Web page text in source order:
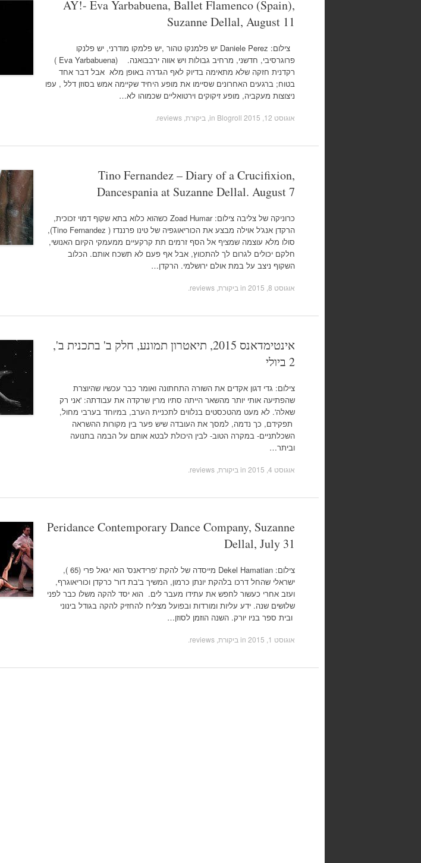
AY!- Eva Yarbabuena, Ballet Flamenco (Spain),
Suzanne Dellal, August 11
צילום: Daniele Perez יש פלמנקו טהור ,יש פלמקו מודרני, יש פלנקו
פרוגרסיבי, חדשני, מרחיב גבולות ויש אווה ירבבואנה. (Eva Yarbabuena )
רקדנית חזקה שלא מתאימה בדיוק לאף הגדרה באופן מלא אבל דבר אחד
בטוח; ברגעים האחרונים שסיימו את מופע היחיד שקיימה אמש בסוזן דלל , עפו
ניצוצות מעקביה, מופע זיקוקים וירטואליים שכמוהו לא…
אוגוסט 12, 2015 Blogroll ביקורת, reviews
Tino Fernandez – Diary of a Crucifixion,
Dancespania at Suzanne Dellal. August 7
כרוניקה של צליבה צילום: Zoad Humar כשהוא כלוא בתא שקוף דמוי זכוכית,
הרקדן אנג'ל אוילה מבצע את הכוריאוגפיה של טינו פרננדז ( Tino Fernandez),
סולו מלא עוצמה שמציף אל הסף זרמים תת קרקעיים ממעמקי הקיום האנושי,
חלקם יכולים לגרום לך להתכווץ, אבל אף פעם לא תשכח אותם. הכלוב
השקוף ניצב על במת אולם ירושלמי. הרקדן…
אוגוסט 8, 2015 ביקורת, reviews
אינטימדאנס 2015, תיאטרון תמונע, חלק ב' בתכנית ב',
2 ביולי
צילום: גדי דגון אקדים את השורה התחתונה ואומר כבר עכשיו שהיוצרת
שהפתיעה אותי יותר מהשאר הייתה סתיו מרין שרקדה את עבודתה: 'אני רק
שאלה'. לא מעט מהטכסטים בנלווים לתכניית הערב, במיוחד בערבי מחול,
תפקידם, כך נדמה, למסך את העובדה שיש פער בין מקורות ההשראה
השכלתניים- במקרה הטוב- לבין היכולת לבטא אותם על הבמה בתנועה
וביתר…
אוגוסט 4, 2015 ביקורת, reviews
Peridance Contemporary Dance Company, Suzanne
Dellal, July 31
צילום: Dekel Hamatian מייסדה של להקת 'פרידאנס' הוא יגאל פרי (65 ),
ישראלי שהחל דרכו בלהקת יונתן כרמון, המשיך ב'בת דור' כרקדן וכוריאוגרף,
ועזב אחרי כעשור לחפש את עתידו מעבר לים. הוא יסד להקה משלו כבר לפני
שלושים שנה. ידע עליות ומורדות ובפועל מצליח להחזיק להקה בגודל בינוני
ובית ספר בניו יורק. השנה הוזמן לסוזן…
אוגוסט 1, 2015 ביקורת, reviews